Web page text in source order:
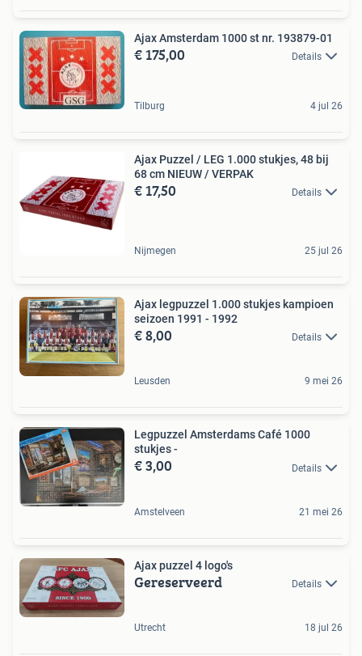
Ajax Amsterdam 1000 st nr. 193879-01
€ 175,00 Details
Tilburg 4 jul 26
Ajax Puzzel / LEG 1.000 stukjes, 48 bij
68 cm NIEUW / VERPAK
€ 17,50 Details
Nijmegen 25 jul 26
Ajax legpuzzel 1.000 stukjes kampioen
seizoen 1991 - 1992
€ 8,00 Details
Leusden 9 mei 26
Legpuzzel Amsterdams Café 1000
stukjes -
€ 3,00 Details
Amstelveen 21 mei 26
Ajax puzzel 4 logo's
Gereserveerd Details
Utrecht 18 jul 26